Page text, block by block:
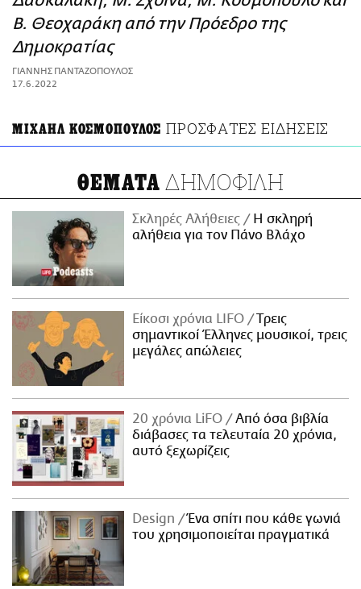
ΑΜΠΑ
PRINT
Β. Θεοχαράκη από την Πρόεδρο της
Δημοκρατίας
ΓΙΑΝΝΗΣ ΠΑΝΤΑΖΟΠΟΥΛΟΣ
17.6.2022
ΜΙΧΑΗΛ ΚΟΣΜΟΠΟΥΛΟΣ ΠΡΟΣΦΑΤΕΣ ΕΙΔΗΣΕΙΣ
ΘΕΜΑΤΑ ΔΗΜΟΦΙΛΗ
Σκληρές Αλήθειες
H σκληρή
αλήθεια για τον Πάνο Βλάχο
Είκοσι χρόνια LIFO
Tρεις
σημαντικοί Έλληνες μουσικοί, τρεις
μεγάλες απώλειες
20 χρόνια LiFO
Από όσα βιβλία
διάβασες τα τελευταία 20 χρόνια,
αυτό ξεχωρίζεις
Design
Ένα σπίτι που κάθε γωνιά
του χρησιμοποιείται πραγματικά